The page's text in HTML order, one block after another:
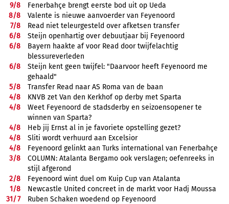
9/8
Fenerbahçe brengt eerste bod uit op Ueda
8/8
Valente is nieuwe aanvoerder van Feyenoord
7/8
Read niet teleurgesteld over afketsen transfer
6/8
Steijn openhartig over debuutjaar bij Feyenoord
6/8
Bayern haakte af voor Read door twijfelachtig
blessureverleden
6/8
Steijn kent geen twijfel: "Daarvoor heeft Feyenoord me
gehaald"
5/8
Transfer Read naar AS Roma van de baan
4/8
KNVB zet Van den Kerkhof op derby met Sparta
4/8
Weet Feyenoord de stadsderby en seizoensopener te
winnen van Sparta?
4/8
Heb jij Ernst al in je favoriete opstelling gezet?
4/8
Sliti wordt verhuurd aan Excelsior
4/8
Feyenoord gelinkt aan Turks international van Fenerbahçe
3/8
COLUMN: Atalanta Bergamo ook verslagen; oefenreeks in
stijl afgerond
2/8
Feyenoord wint duel om Kuip Cup van Atalanta
1/8
Newcastle United concreet in de markt voor Hadj Moussa
31/7
Ruben Schaken woedend op Feyenoord